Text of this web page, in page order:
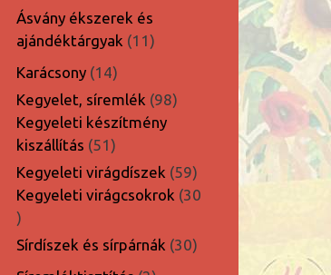
termék
Ásvány ékszerek és
ajándéktárgyak
1111
Karácsony 1414
termék
Kegyelet, síremlék 9898
Kegyeleti készítmény
kiszállítás 5151
termék
Kegyeleti virágdíszek 5959
termék
Kegyeleti virágcsokrok 30
30
termék
Sírdíszek és sírpárnák 3030